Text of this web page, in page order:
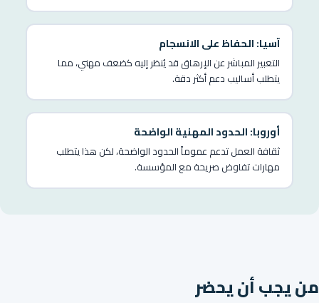
آسيا: الحفاظ على الانسجام
التعبير المباشر عن الإرهاق قد يُنظر إليه كضعف مهني، مما
يتطلب أساليب دعم أكثر دقة.
أوروبا: الحدود المهنية الواضحة
ثقافة العمل تدعم عموماً الحدود الواضحة، لكن هذا يتطلب
مهارات تفاوض صريحة مع المؤسسة.
من يجب أن يحضر